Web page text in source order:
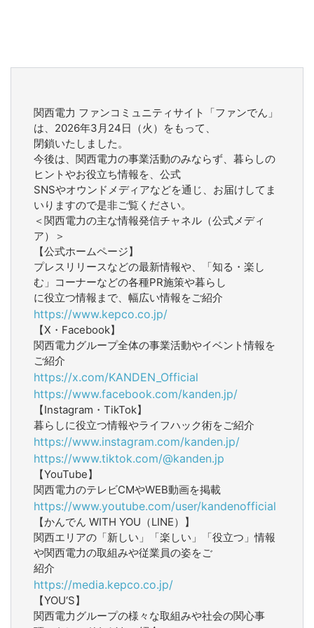
関西電力 ファンコミュニティサイト「ファンでん」
は、2026年3月24日（火）をもって、
閉鎖いたしました。
今後は、関西電力の事業活動のみならず、暮らしの
ヒントやお役立ち情報を、公式
SNSやオウンドメディアなどを通じ、お届けしてま
いりますので是非ご覧ください。
＜関西電力の主な情報発信チャネル（公式メディ
ア）＞
【公式ホームページ】
プレスリリースなどの最新情報や、「知る・楽し
む」コーナーなどの各種PR施策や暮らし
に役立つ情報まで、幅広い情報をご紹介
https://www.kepco.co.jp/
【X・Facebook】
関西電力グループ全体の事業活動やイベント情報を
ご紹介
https://x.com/KANDEN_Official
https://www.facebook.com/kanden.jp/
【Instagram・TikTok】
暮らしに役立つ情報やライフハック術をご紹介
https://www.instagram.com/kanden.jp/
https://www.tiktok.com/@kanden.jp
【YouTube】
関西電力のテレビCMやWEB動画を掲載
https://www.youtube.com/user/kandenofficial
【かんでん WITH YOU（LINE）】
関西エリアの「新しい」「楽しい」「役立つ」情報
や関西電力の取組みや従業員の姿をご
紹介
https://media.kepco.co.jp/
【YOU‘S】
関西電力グループの様々な取組みや社会の関心事